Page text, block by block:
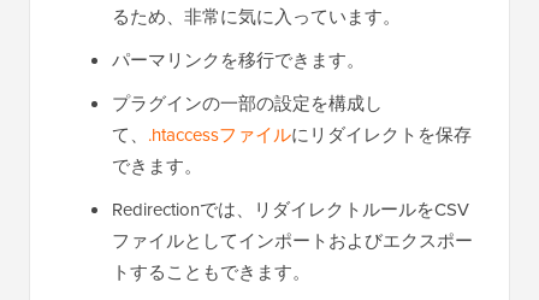
るため、非常に気に入っています。
パーマリンクを移行できます。
プラグインの一部の設定を構成し
て、 .htaccessファイルにリダイレクトを保存
できます。
Redirectionでは、リダイレクトルールをCSV
ファイルとしてインポートおよびエクスポー
トすることもできます。